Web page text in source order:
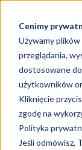
Cenimy
Używamy
przeglądania,
dostosowane
użytkowników
Kliknięcie
zgodę na
Polityka
Jeśli odmówisz,